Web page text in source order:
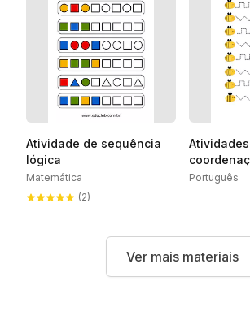
Atividade de sequência
lógica
Matemática
(2)
com
Português
Ver mais materiais